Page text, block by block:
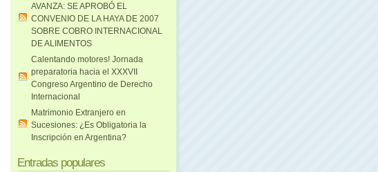
AVANZA: SE APROBÓ EL
CONVENIO DE LA HAYA DE 2007
SOBRE COBRO INTERNACIONAL
DE ALIMENTOS
Calentando motores! Jornada
preparatoria hacia el XXXVII
Congreso Argentino de Derecho
Internacional
Matrimonio Extranjero en
Sucesiones: ¿Es Obligatoria la
Inscripción en Argentina?
Entradas populares